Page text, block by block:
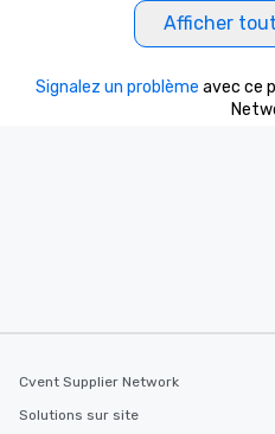
Afficher
Signalez un problème avec ce
Cvent Supplier Network
Solutions sur site